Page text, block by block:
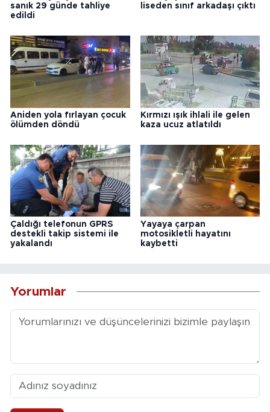
sanık 29 günde tahliye
edildi
liseden sınıf arkadaşı çıktı
Aniden yola fırlayan çocuk
ölümden döndü
Kırmızı ışık ihlali ile gelen
kaza ucuz atlatıldı
Çaldığı telefonun GPRS
destekli takip sistemi ile
yakalandı
Yayaya çarpan
motosikletli hayatını
kaybetti
Yorumlar